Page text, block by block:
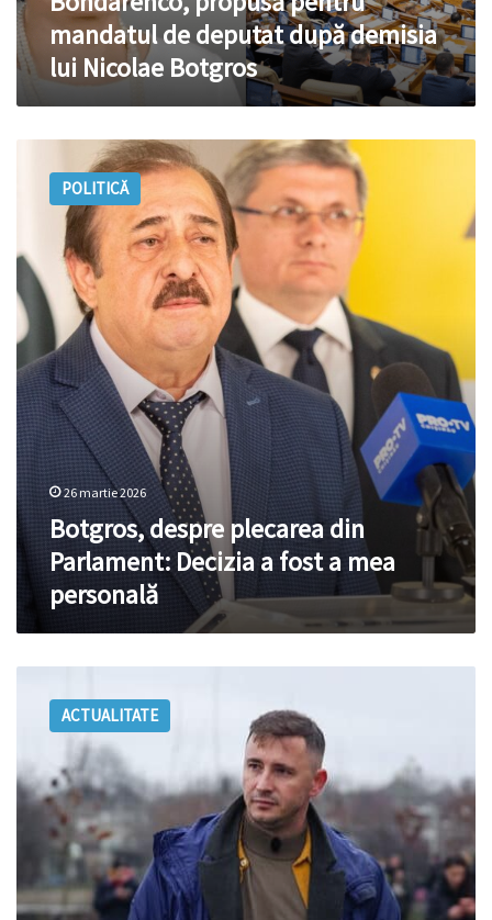
după
demisia
lui
Botgros
mandatul de deputat după demisia
lui Nicolae Botgros
despre
plecarea
Parlament:
Decizia
a
fost
a
mea
personală
POLITICĂ
26 martie 2026
Botgros, despre plecarea din
Parlament: Decizia a fost a mea
personală
despre
demisia
Botgros
din
Parlament:
pus
la
ACTUALITATE